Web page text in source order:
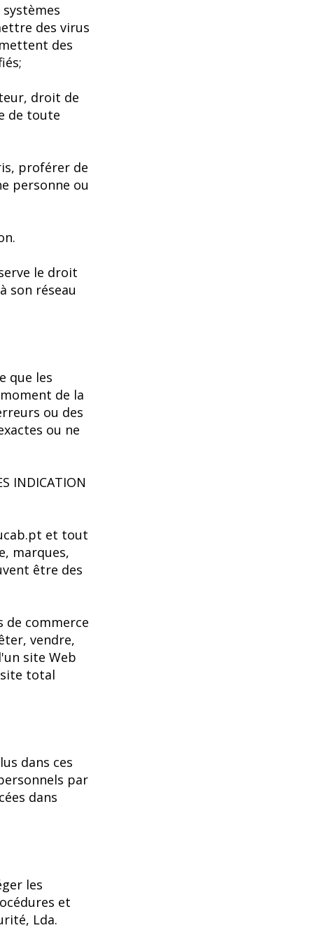
des virus
des
droit de
de toute
proférer de
personne ou
le droit
son réseau
que les
de la
ou des
ou ne
INDICATION
et tout
marques,
être des
de commerce
vendre,
site Web
total
dans ces
par
dans
les
et
Lda.